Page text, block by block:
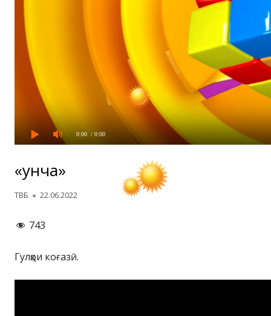
0:00 / 0:00
«Ғунча»
Автор
ТВБ Опубликовано
22.06.2022
743
Гулҳои коғазӣ.